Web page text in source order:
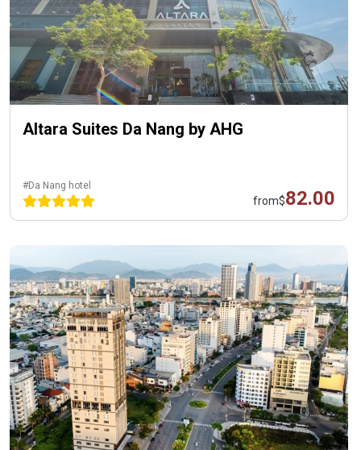
Altara Suites Da Nang by AHG
#Da Nang hotel
from$82.00